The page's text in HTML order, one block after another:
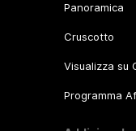
Panoramica
Cruscotto
Visualizza su
Programma